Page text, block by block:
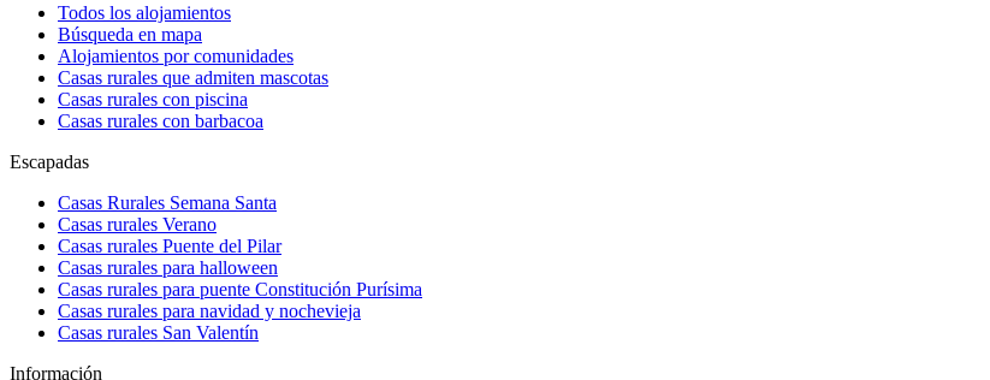
Todos los alojamientos
Búsqueda en mapa
Alojamientos por comunidades
Casas rurales que admiten mascotas
Casas rurales con piscina
Casas rurales con barbacoa
Escapadas
Casas Rurales Semana Santa
Casas rurales Verano
Casas rurales Puente del Pilar
Casas rurales para halloween
Casas rurales para puente Constitución Purísima
Casas rurales para navidad y nochevieja
Casas rurales San Valentín
Información